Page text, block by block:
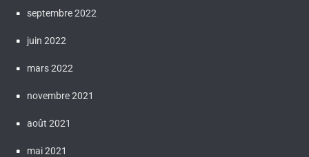
septembre 2022
juin 2022
mars 2022
novembre 2021
août 2021
mai 2021